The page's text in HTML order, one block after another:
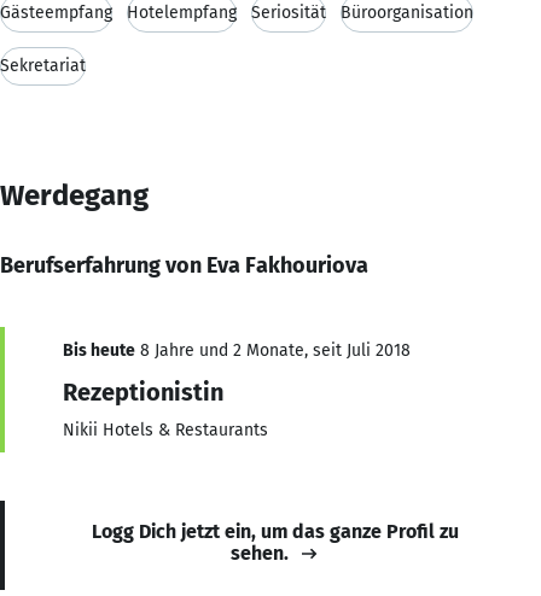
Gästeempfang Hotelempfang Seriosität Büroorganisation
Sekretariat
Werdegang
Berufserfahrung von Eva Fakhouriova
Bis heute 8 Jahre und 2 Monate, seit Juli 2018
Rezeptionistin
Nikii Hotels & Restaurants
Logg Dich jetzt ein, um das ganze Profil zu
sehen.